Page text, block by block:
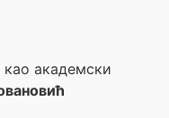
академски